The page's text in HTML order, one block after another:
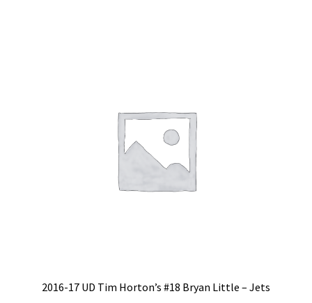
2016-17 UD Tim Horton’s #18 Bryan Little – Jets